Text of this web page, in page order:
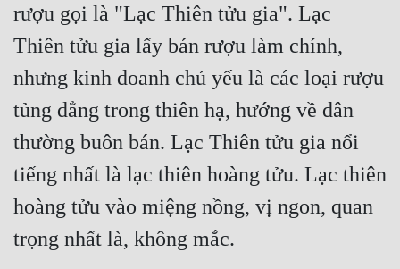
Cung Đấu
Cổ Đại
Du Hí
Dã Sử
rượu gọi là "Lạc Thiên tửu gia". Lạc
Thiên tửu gia lấy bán rượu làm chính,
nhưng kinh doanh chủ yếu là các loại rượu
tủng đẳng trong thiên hạ, hướng về dân
thường buôn bán. Lạc Thiên tửu gia nổi
tiếng nhất là lạc thiên hoàng tửu. Lạc thiên
hoàng tửu vào miệng nồng, vị ngon, quan
trọng nhất là, không mắc.